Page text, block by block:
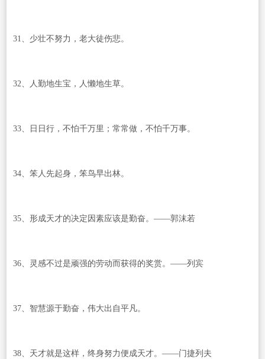
31、少壮不努力，老大徒伤悲。
32、人勤地生宝，人懒地生草。
33、日日行，不怕千万里；常常做，不怕千万事。
34、笨人先起身，笨鸟早出林。
35、形成天才的决定因素应该是勤奋。——郭沫若
36、灵感不过是顽强的劳动而获得的奖赏。——列宾
37、智慧源于勤奋，伟大出自平凡。
38、天才就是这样，终身努力便成天才。——门捷列夫